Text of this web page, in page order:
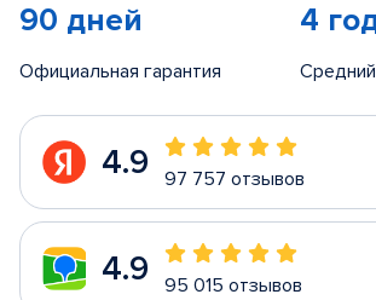
90 дней
Официальная гарантия
4
4.9 97 757 отзывов
4.9 95 015 отзывов